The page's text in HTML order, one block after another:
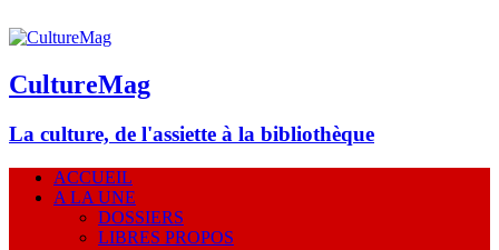
CultureMag
La culture, de l'assiette à la bibliothèque
ACCUEIL
A LA UNE
DOSSIERS
LIBRES PROPOS